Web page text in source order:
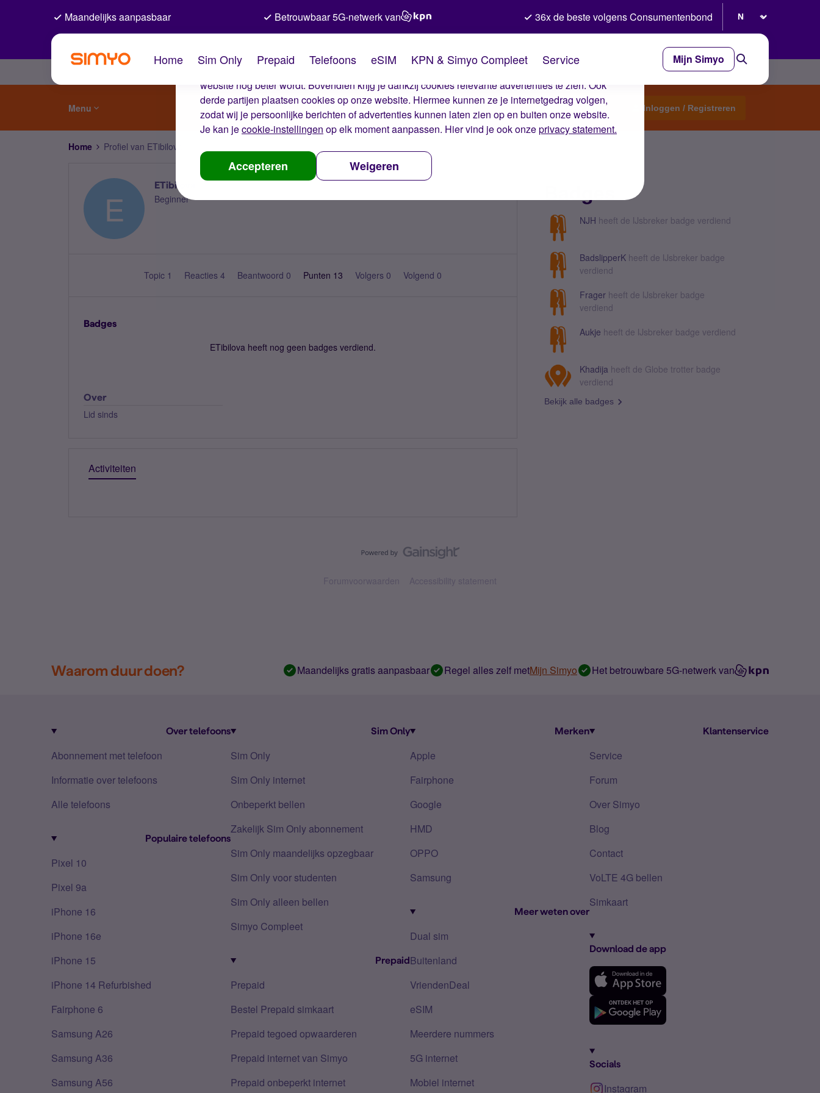
De cookies van Simyo
Wij gebruiken cookies op onze website. Met deze cookies zorgen wij ervoor dat je ervaring op de
website nog beter wordt. Bovendien krijg je dankzij cookies relevante advertenties te zien. Ook
derde partijen plaatsen cookies op onze website. Hiermee kunnen ze je internetgedrag volgen,
zodat wij je persoonlijke berichten of advertenties kunnen laten zien op en buiten onze website.
Je kan jecookie-instellingen op elk moment aanpassen. Hier vind je ook onzeprivacy statement.
Accepteren Weigeren
Maandelijks aanpasbaar Betrouwbaar 5G-netwerk van 36x de beste volgens Consumentenbond
Home Sim Only Prepaid Telefoons eSIM KPN & Simyo Compleet Service Mijn Simyo
Menu Start een topic Inloggen / Registreren
Home Profiel van ETibilova
E
ETibilova
Beginner
Topic 1 Reacties 4 Beantwoord 0 Punten 13 Volgers 0 Volgend 0
Badges
ETibilova heeft nog geen badges verdiend.
Over
Lid sinds
Activiteiten
NJH heeft de IJsbreker badge verdiend
BadslipperK heeft de IJsbreker badge
verdiend
Frager heeft de IJsbreker badge
verdiend
Aukje heeft de IJsbreker badge verdiend
Khadija heeft de Globe trotter badge
verdiend
Bekijk alle badges
Forumvoorwaarden Accessibility statement
Waarom duur doen? Maandelijks gratis aanpasbaar Regel alles zelf metMijn Simyo Het betrouwbare 5G-netwerk van
Over telefoons
Abonnement met telefoon
Informatie over telefoons
Alle telefoons
Populaire telefoons
Pixel 10
Pixel 9a
iPhone 16
iPhone 16e
iPhone 15
iPhone 14 Refurbished
Fairphone 6
Samsung A26
Samsung A36
Samsung A56
Sim Only
Sim Only
Sim Only internet
Onbeperkt bellen
Zakelijk Sim Only abonnement
Sim Only maandelijks opzegbaar
Sim Only voor studenten
Sim Only alleen bellen
Simyo Compleet
Prepaid
Prepaid
Bestel Prepaid simkaart
Prepaid tegoed opwaarderen
Prepaid internet van Simyo
Prepaid onbeperkt internet
Merken
Apple
Fairphone
Google
HMD
OPPO
Samsung
Meer weten over
Dual sim
Buitenland
VriendenDeal
eSIM
Meerdere nummers
5G internet
Mobiel internet
Klantenservice
Service
Forum
Over Simyo
Blog
Contact
VoLTE 4G bellen
Simkaart
Download de app
Socials
Instagram